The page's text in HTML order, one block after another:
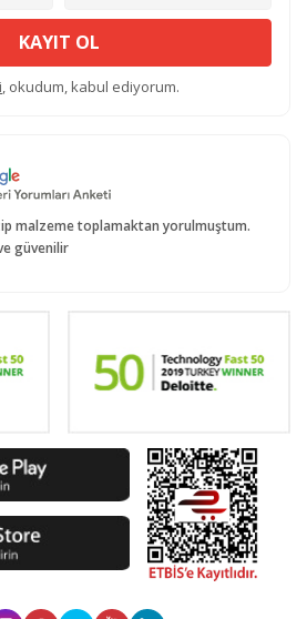
KAYIT OL
, okudum, kabul ediyorum.
malzeme toplamaktan yorulmuştum.
güvenilir